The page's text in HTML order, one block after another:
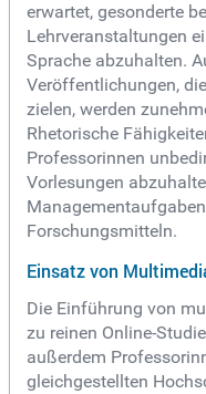
erwartet, gesonderte
Lehrveranstaltungen
Sprache abzuhalten.
Veröffentlichungen,
zielen, werden
Rhetorische
Professorinnen
Vorlesungen
Forschungsmitteln.
Einsatz von
Die Einführung von
zu reinen Online-
außerdem
gleichgestellten